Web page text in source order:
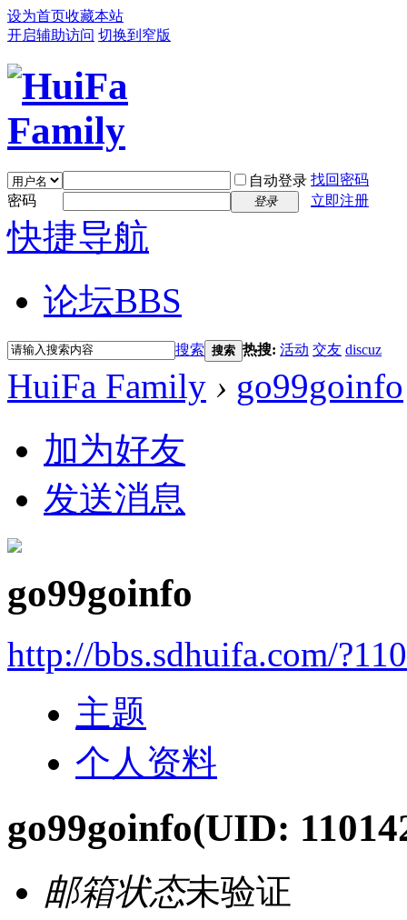
设为首页收藏本站
开启辅助访问 切换到窄版
自动登录 找回密码
密码
登录 立即注册
快捷导航
论坛BBS
搜索 搜索 热搜: 活动 交友 discuz
HuiFa Family › go99goinfo
加为好友
发送消息
go99goinfo
http://bbs.sdhuifa.com/
主题
个人资料
go99goinfo(UID:
邮箱状态未验证